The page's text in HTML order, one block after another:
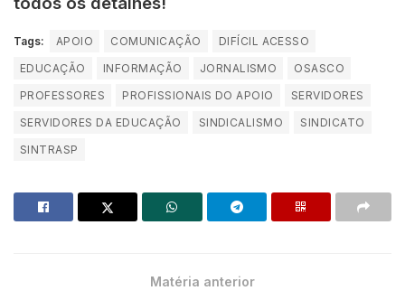
Tags: APOIO COMUNICAÇÃO
DIFÍCIL ACESSO
EDUCAÇÃO
INFORMAÇÃO JORNALISMO
OSASCO
PROFESSORES
PROFISSIONAIS DO APOIO
SERVIDORES
SERVIDORES DA EDUCAÇÃO
SINDICALISMO
SINDICATO
SINTRASP
Matéria anterior